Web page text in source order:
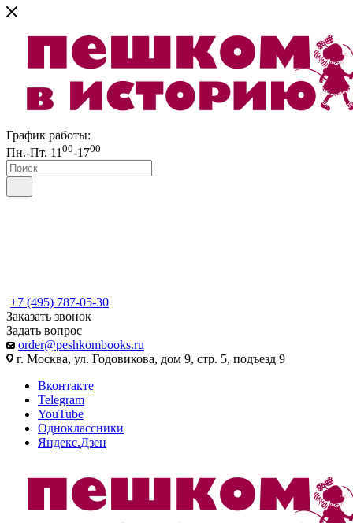
График работы:
Пн.-Пт. 11 00-1700
+7 (495) 787-05-30
Заказать звонок
Задать вопрос
order@peshkombooks.ru
г. Москва, ул. Годовикова, дом 9, стр. 5, подъезд 9
Вконтакте
Telegram
YouTube
Одноклассники
Яндекс.Дзен